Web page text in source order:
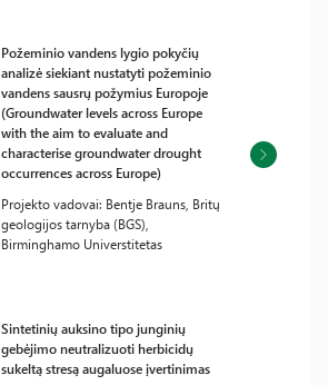
Požeminio vandens lygio pokyčių
analizė siekiant nustatyti požeminio
vandens sausrų požymius Europoje
(Groundwater levels across Europe
with the aim to evaluate and
characterise groundwater drought
occurrences across Europe)
Projekto vadovai: Bentje Brauns, Britų
geologijos tarnyba (BGS),
Birminghamo Universtitetas
Sintetinių auksino tipo junginių
gebėjimo neutralizuoti herbicidų
sukeltą stresą augaluose įvertinimas